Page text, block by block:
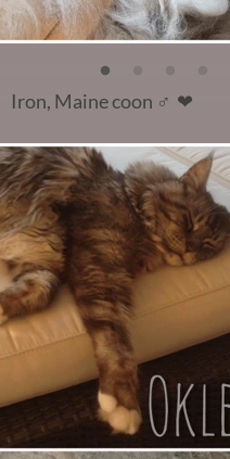
Iron, Maine coon ♂️ ❤